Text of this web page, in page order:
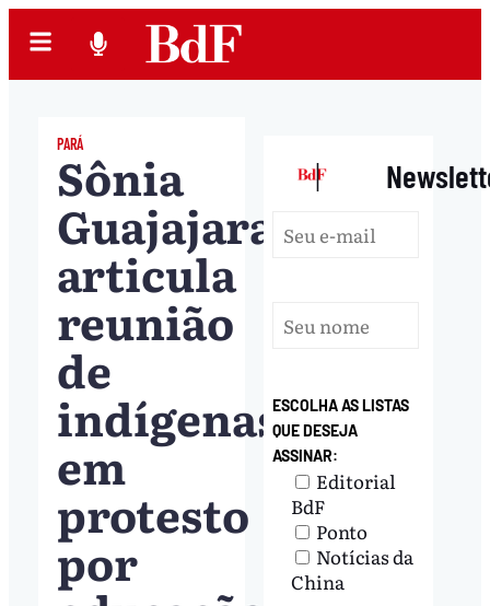
PARÁ
Sônia
Guajajara
articula
reunião
de
indígenas
em
protesto
por
|
ESCOLHA AS LISTAS
QUE DESEJA
ASSINAR:
Editorial
BdF
Ponto
Notícias da
China